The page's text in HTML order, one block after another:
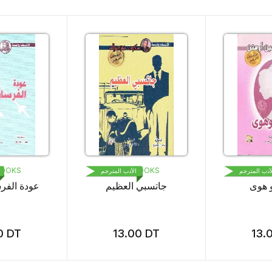
1000 BOOKS
جاتسبي
الأدب 1000 BOOKS
كبرياء و هوى
13.00
الأدب المترجم